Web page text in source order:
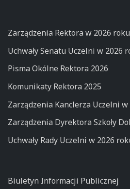
Zarządzenia Rektora w 2026 roku
Uchwały Senatu Uczelni w 2026
Pisma Okólne Rektora 2026
Komunikaty Rektora 2025
Zarządzenia Kanclerza Uczelni
Zarządzenia Dyrektora Szkoły
Uchwały Rady Uczelni w 2026
Biuletyn Informacji Publicznej